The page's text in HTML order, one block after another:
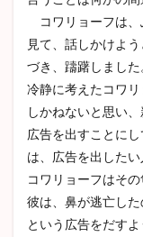
コワリョーフは、
見て、話しかけよ
づき、躊躇しました
冷静に考えたコワ
しかねないと思い
広告を出すことに
は、広告を出した
コワリョーフはそ
彼は、鼻が逃亡し
という広告をだす